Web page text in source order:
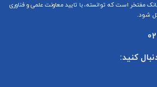
مفتخر است که توانسته، با تایید معاونت علمی و فناوری
شود.
کنید: